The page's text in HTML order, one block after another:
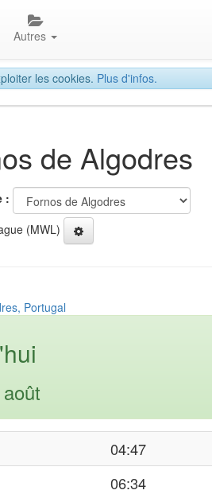
les cookies. Plus d'infos.
Autres
de Algodres
:
(MWL)
Portugal
04:47
06:34